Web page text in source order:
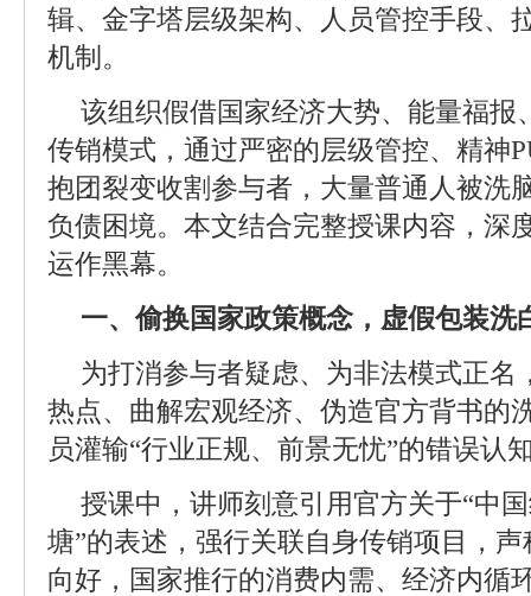
辑、金字塔层级架构、人员管控手段、
机制。
该组织假借国家经济大势、能量福报
传销模式，通过严密的层级管控、精神
抱团裂变收割参与者，大量普通人被洗
负债困境。本文结合完整授课内容，深
运作黑幕。
一、偷换国家政策概念，虚假包装洗
为打消参与者疑虑、为非法模式正名
热点、曲解宏观经济、伪造官方背书的
员灌输“行业正规、前景无忧”的错误认
授课中，讲师刻意引用官方关于“中
塘”的表述，强行关联自身传销项目，
向好，国家推行的消费内需、经济内循